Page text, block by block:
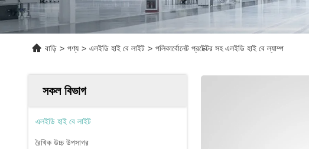
বাড়ি > পণ্য > এলইডি হাই বে লাইট > পলিকার্বোনেট প্রটেক্টর সহ এলইডি হাই বে ল্যাম্প
সকল বিভাগ
এলইডি হাই বে লাইট
রৈখিক উচ্চ উপসাগর